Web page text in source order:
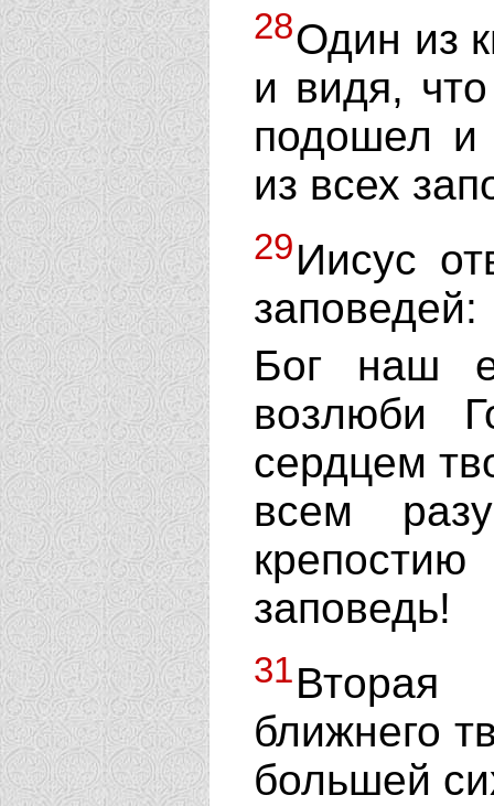
28Один из
и видя,
подошел и
из всех
29Иисус
Бог наш
возлюби
сердцем
всем
заповедь!
31
ближнего
большей